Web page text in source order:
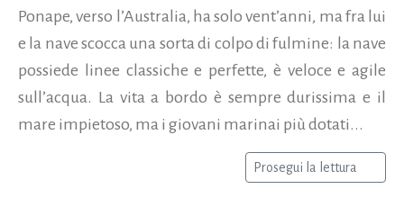
Ponape, verso l’Australia, ha solo vent’anni, ma fra lui
e la nave scocca una sorta di colpo di fulmine: la nave
possiede linee classiche e perfette, è veloce e agile
sull’acqua. La vita a bordo è sempre durissima e il
mare impietoso, ma i giovani marinai più dotati...
Prosegui la lettura